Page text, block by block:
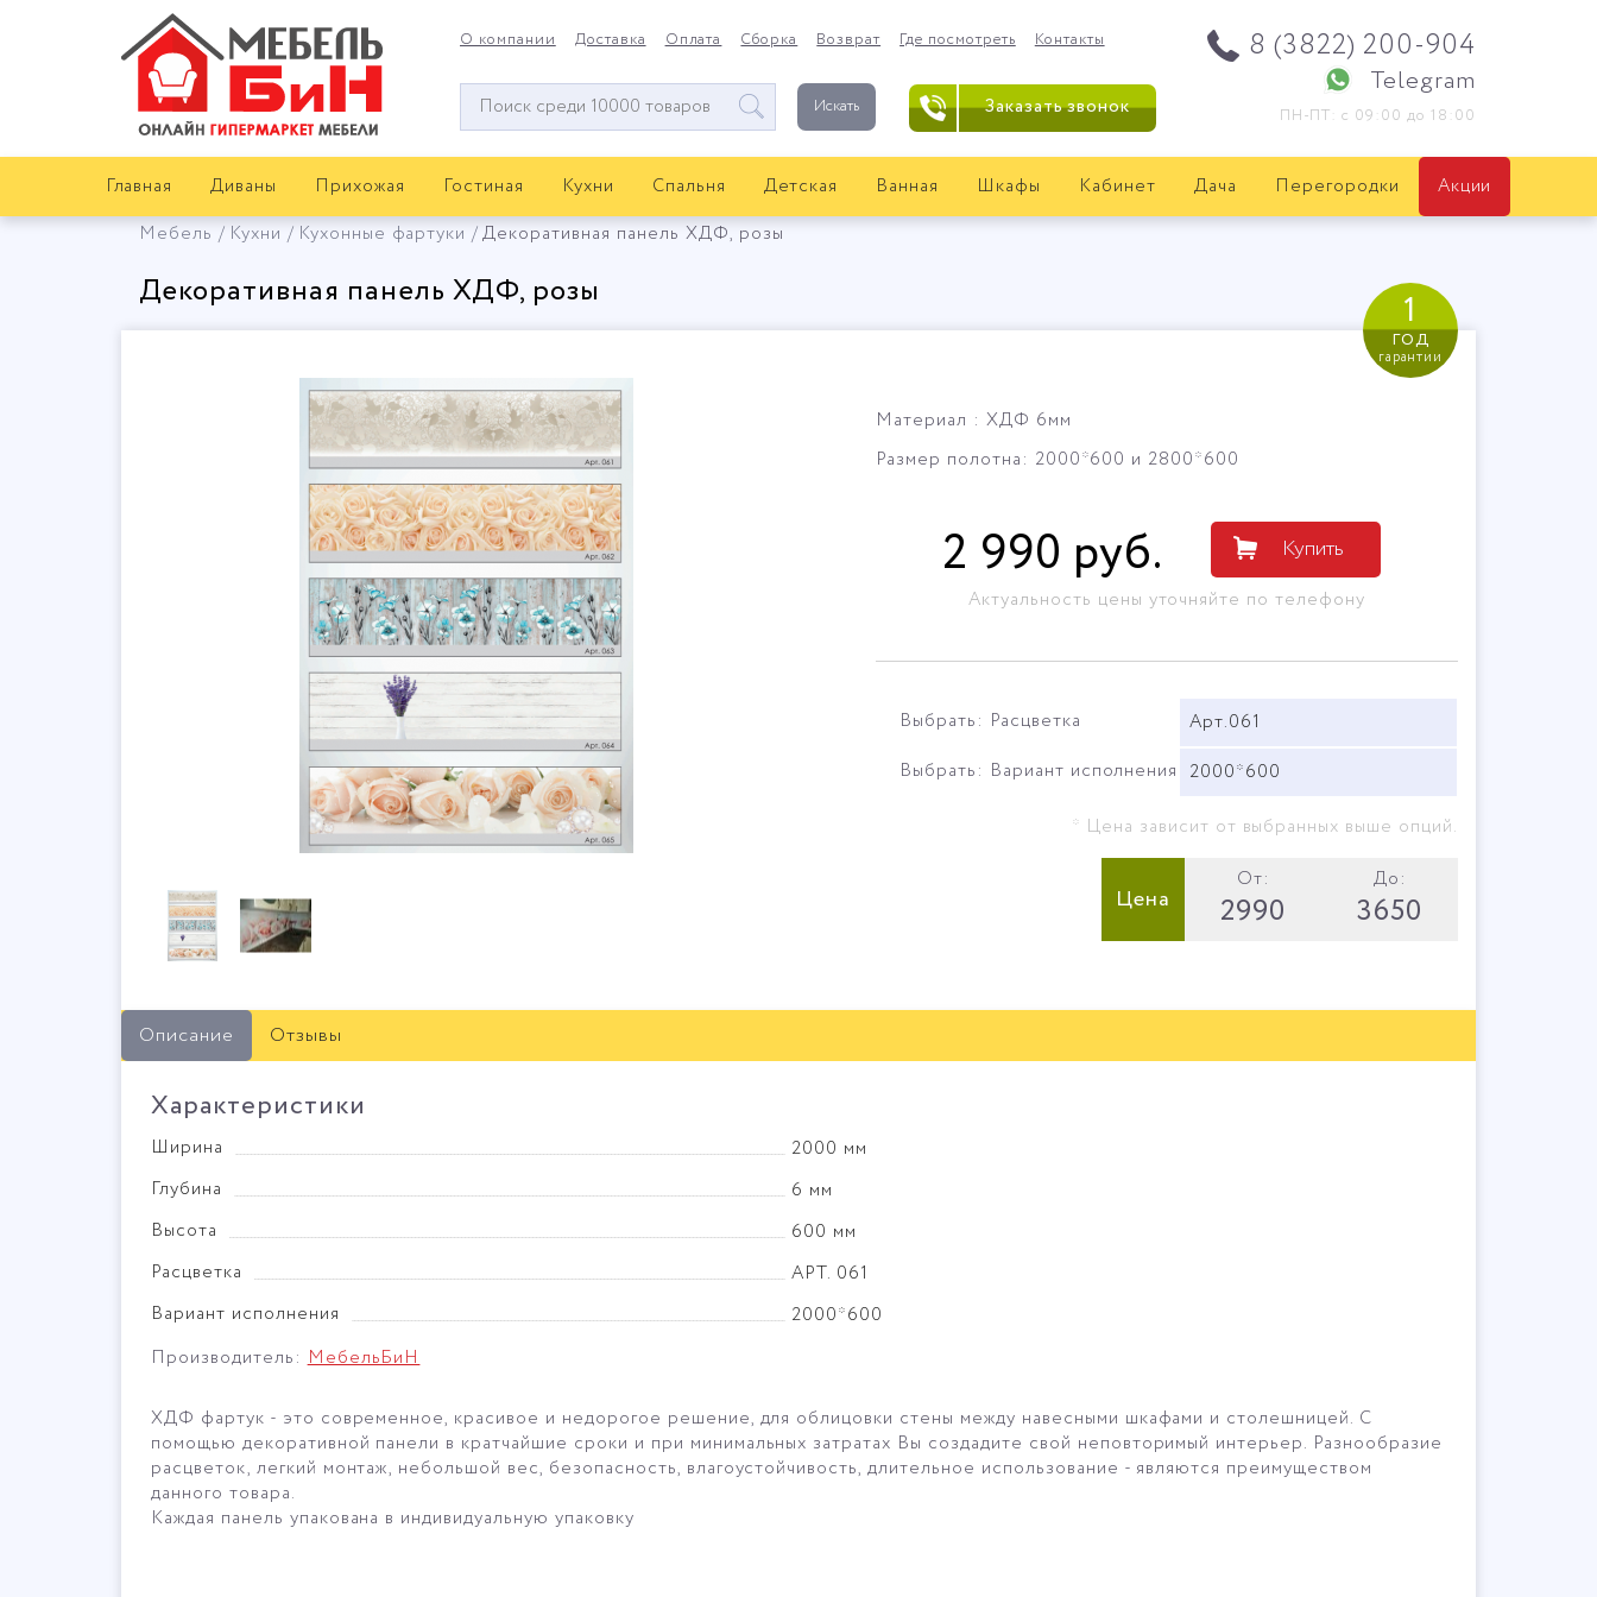
О компании Доставка Оплата Сборка Возврат Где посмотреть Контакты
Окно
поиска
Искать
8 (3822) 200-904
Telegram
ПН-ПТ: с 09:00 до 18:00
Заказать звонок
Главная Диваны Прихожая Гостиная Кухни Спальня Детская Ванная Шкафы Кабинет Дача Перегородки
Акции
Мебель
Кухни Кухонные фартуки Декоративная панель ХДФ, розы
Декоративная панель ХДФ, розы 1
год
гарантии
Материал : ХДФ 6мм
Размер полотна: 2000*600 и 2800*600
2 990 руб. Купить
Актуальность цены уточняйте по телефону
Выбрать: Расцветка
Арт.061
Выбрать: Вариант исполнения 2000*600
* Цена зависит от выбранных выше опций.
Цена
От:
2990
До:
3650
Описание Отзывы
Характеристики
Ширина
2000 мм
Глубина
6 мм
Высота
600 мм
Расцветка
АРТ. 061
Вариант исполнения
2000*600
Производитель:МебельБиН
ХДФ фартук - это современное, красивое и недорогое решение, для облицовки стены между навесными шкафами и столешницей. С
помощью декоративной панели в кратчайшие сроки и при минимальных затратах Вы создадите свой неповторимый интерьер. Разнообразие
расцветок, легкий монтаж, небольшой вес, безопасность, влагоустойчивость, длительное использование - являются преимуществом
данного товара.
Каждая панель упакована в индивидуальную упаковку